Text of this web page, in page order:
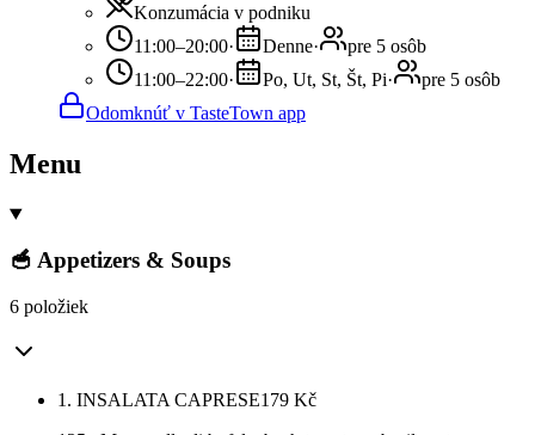
Konzumácia v podniku
11:00–20:00· Denne·
pre 5 osôb
11:00–22:00· Po, Ut, St, Št, Pi·
pre 5 osôb
Odomknúť v TasteTown app
Menu
🥣 Appetizers & Soups
6 položiek
1. INSALATA CAPRESE179 Kč